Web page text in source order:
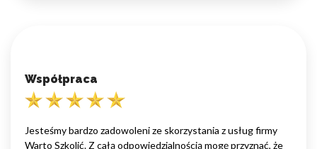
Współpraca
Jesteśmy bardzo zadowoleni ze skorzystania z usług firmy
Warto Szkolić. Z całą odpowiedzialnością mogę przyznać, że